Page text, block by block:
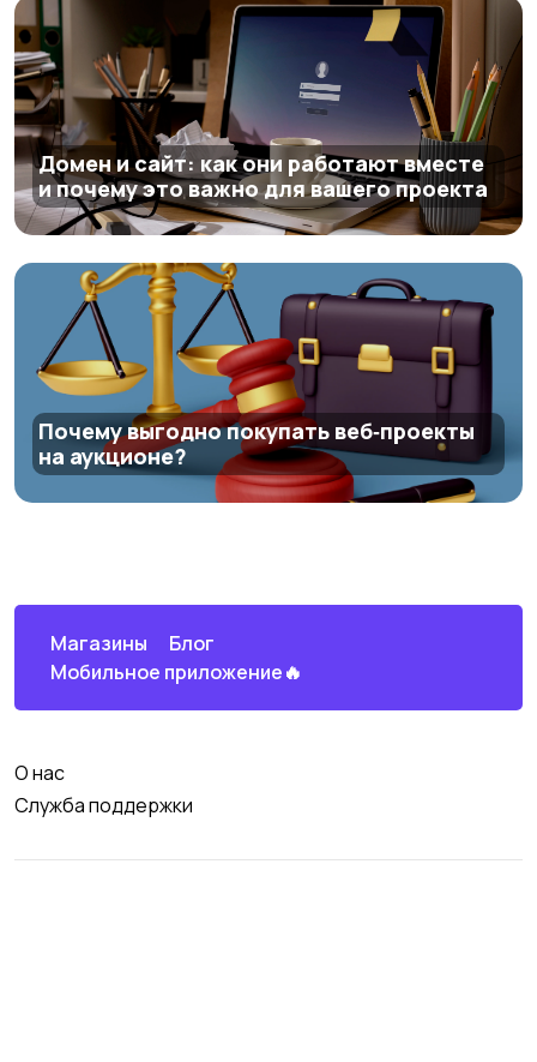
Домен и сайт: как они работают вместе
и почему это важно для вашего проекта
Почему выгодно покупать веб‑проекты
на аукционе?
Магазины
Блог
Мобильное приложение🔥
О нас
Служба поддержки